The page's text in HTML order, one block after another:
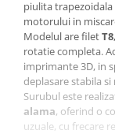
Cabluri,
Module Peltier, racire si
incalzire
Echipamente si accesorii banc
de lucru
Cabluri si conectori
piulita
motorului in
Modelul are filetT8
rotatie completa.
imprimante 3D, in
deplasare stabila
Surubul este
alama, oferind o
uzuale, cu frecare